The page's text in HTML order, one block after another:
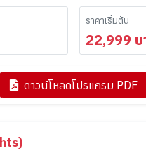
ราคาเริ่มต้น
22,999
ดาวน์โหลดโปรแกรม PDF